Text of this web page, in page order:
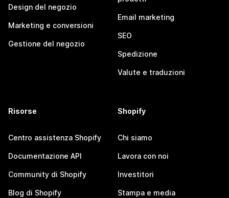
Design del negozio
Marketing e conversioni
Gestione del negozio
Email marketing
SEO
Spedizione
Valute e traduzioni
Risorse
Centro assistenza Shopify
Documentazione API
Community di Shopify
Blog di Shopify
Shopify
Chi siamo
Lavora con noi
Investitori
Stampa e media